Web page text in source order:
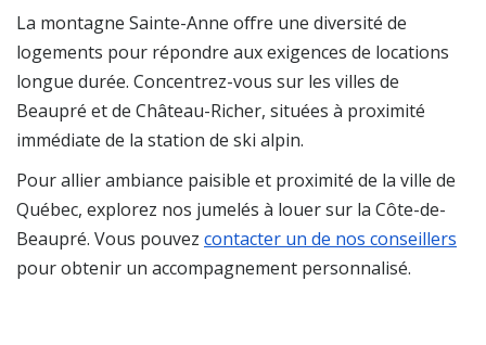
La montagne Sainte-Anne offre une diversité de
logements pour répondre aux exigences de locations
longue durée. Concentrez-vous sur les villes de
Beaupré et de Château-Richer, situées à proximité
immédiate de la station de ski alpin.
Pour allier ambiance paisible et proximité de la ville de
Québec, explorez nos jumelés à louer sur la Côte-de-
Beaupré. Vous pouvez contacter un de nos conseillers
pour obtenir un accompagnement personnalisé.